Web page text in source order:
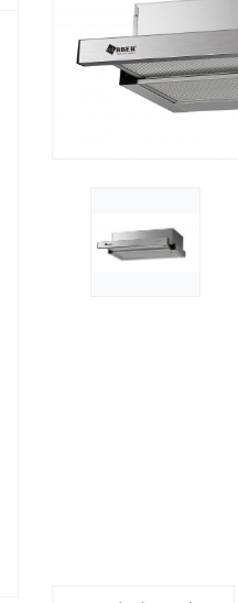
Bếp điện từ Essen ES-31-
IDC
10.750.000₫
Bếp điện từ Essen ES-